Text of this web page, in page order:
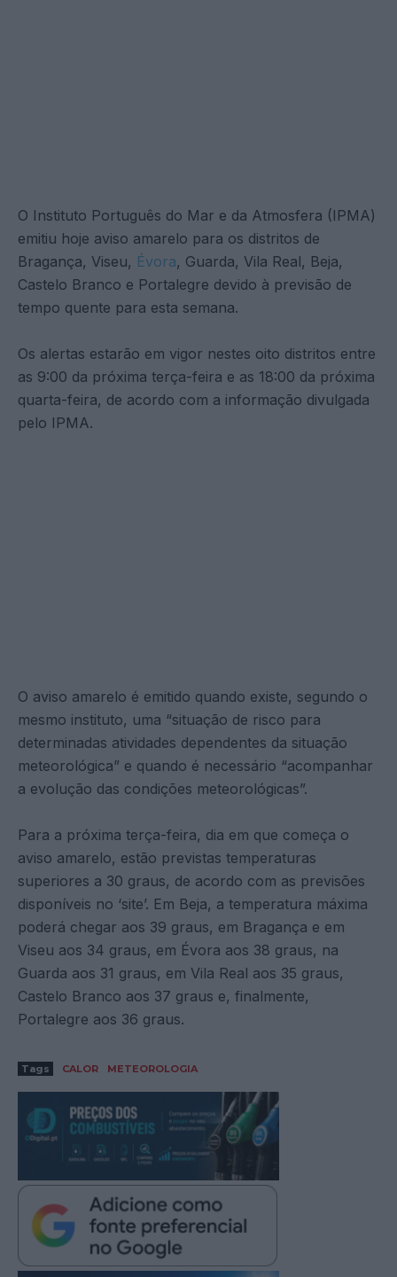
O Instituto Português do Mar e da Atmosfera (IPMA)
emitiu hoje aviso amarelo para os distritos de
Bragança, Viseu, Évora, Guarda, Vila Real, Beja,
Castelo Branco e Portalegre devido à previsão de
tempo quente para esta semana.
Os alertas estarão em vigor nestes oito distritos entre
as 9:00 da próxima terça-feira e as 18:00 da próxima
quarta-feira, de acordo com a informação divulgada
pelo IPMA.
O aviso amarelo é emitido quando existe, segundo o
mesmo instituto, uma “situação de risco para
determinadas atividades dependentes da situação
meteorológica” e quando é necessário “acompanhar
a evolução das condições meteorológicas”.
Para a próxima terça-feira, dia em que começa o
aviso amarelo, estão previstas temperaturas
superiores a 30 graus, de acordo com as previsões
disponíveis no ‘site’. Em Beja, a temperatura máxima
poderá chegar aos 39 graus, em Bragança e em
Viseu aos 34 graus, em Évora aos 38 graus, na
Guarda aos 31 graus, em Vila Real aos 35 graus,
Castelo Branco aos 37 graus e, finalmente,
Portalegre aos 36 graus.
Tags CALOR METEOROLOGIA